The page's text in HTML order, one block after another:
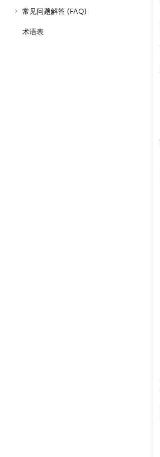
常见问题解答 (FAQ)
术语表